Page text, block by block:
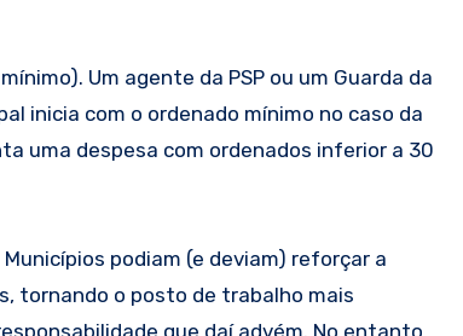
Um agente da PSP ou um Guarda da
inicia com o ordenado mínimo no caso da
uma despesa com ordenados inferior a 30
podiam (e deviam) reforçar a
tornando o posto de trabalho mais
que daí advém. No entanto